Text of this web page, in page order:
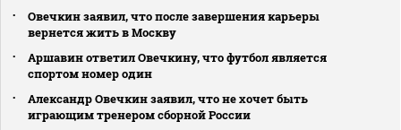
Овечкин заявил, что после завершения карьеры
вернется жить в Москву
Аршавин ответил Овечкину, что футбол является
спортом номер один
Александр Овечкин заявил, что не хочет быть
играющим тренером сборной России